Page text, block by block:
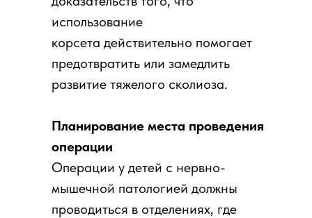
использование
корсета действительно помогает
предотвратить или замедлить
развитие тяжелого сколиоза.
Планирование места проведения
операции
Операции у детей с нервно-
мышечной патологией должны
проводиться в отделениях, где